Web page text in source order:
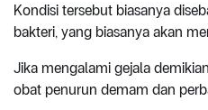
Kondisi tersebut biasanya
bakteri, yang biasanya akan
Jika mengalami gejala
obat penurun demam dan